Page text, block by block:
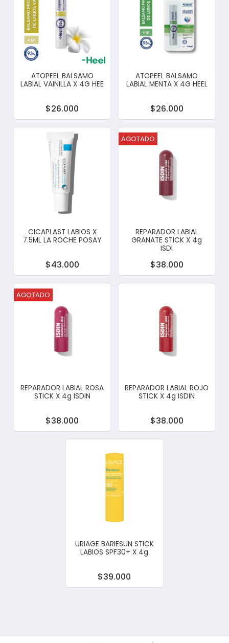
ATOPEEL BALSAMO
LABIAL VAINILLA X 4G HEE
$26.000
ATOPEEL BALSAMO
LABIAL MENTA X 4G HEEL
$26.000
CICAPLAST LABIOS X
7.5ML LA ROCHE POSAY
$43.000
AGOTADO
REPARADOR LABIAL
GRANATE STICK X 4g
ISDI
$38.000
AGOTADO
REPARADOR LABIAL ROSA
STICK X 4g ISDIN
$38.000
REPARADOR LABIAL ROJO
STICK X 4g ISDIN
$38.000
URIAGE BARIESUN STICK
LABIOS SPF30+ X 4g
$39.000